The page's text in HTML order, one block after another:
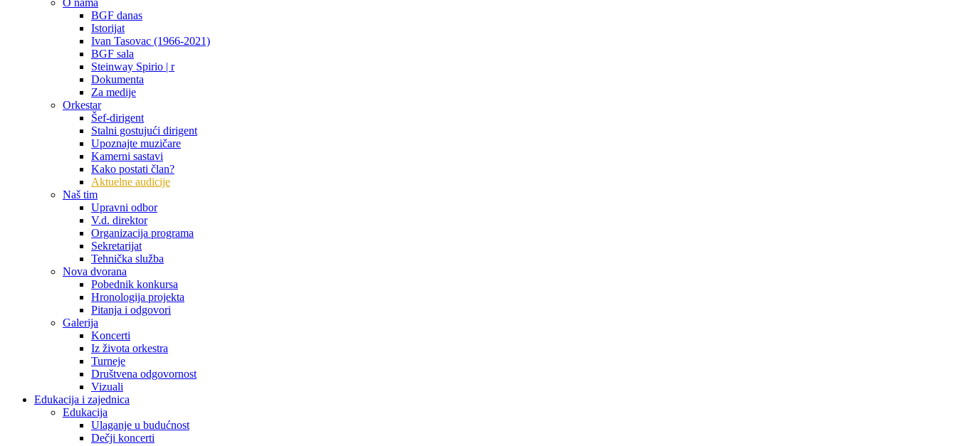
BGF danas
Istorijat
Ivan Tasovac (1966-2021)
BGF sala
Steinway Spirio | r
Dokumenta
Za medije
Orkestar
Šef-dirigent
Stalni gostujući dirigent
Upoznajte muzičare
Kamerni sastavi
Kako postati član?
Aktuelne audicije
Naš tim
Upravni odbor
V.d. direktor
Organizacija programa
Sekretarijat
Tehnička služba
Nova dvorana
Pobednik konkursa
Hronologija projekta
Pitanja i odgovori
Galerija
Koncerti
Iz života orkestra
Turneje
Društvena odgovornost
Vizuali
Edukacija i zajednica
Edukacija
Ulaganje u budućnost
Dečji koncerti